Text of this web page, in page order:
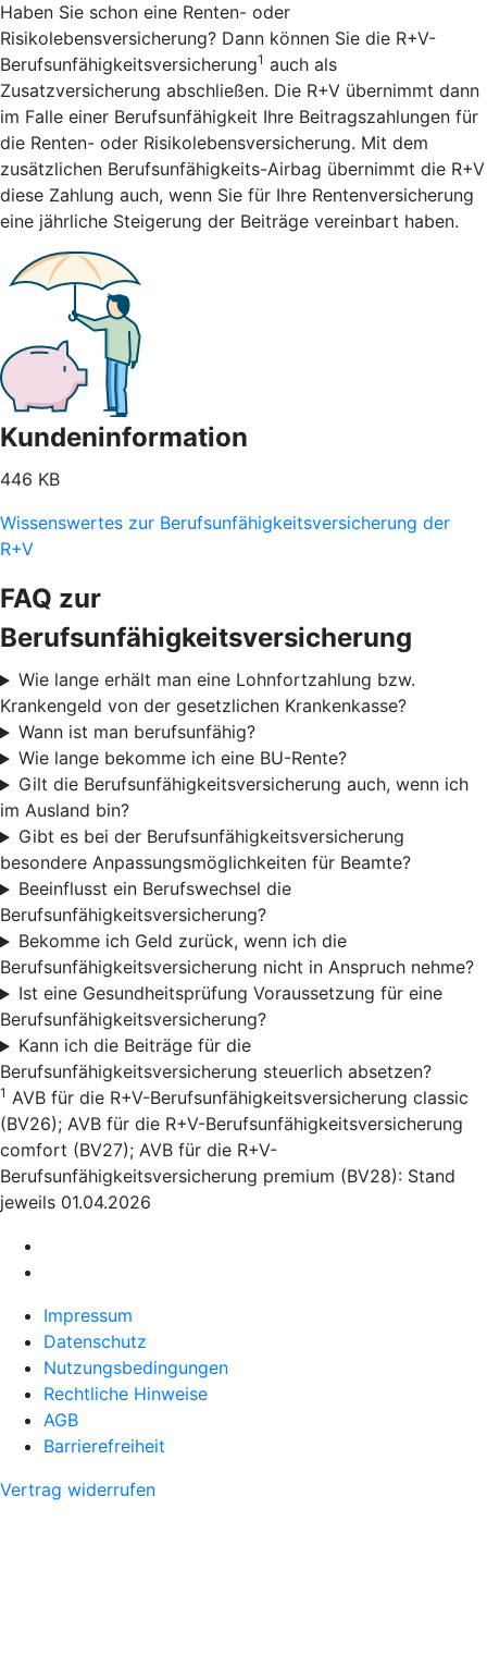
Haben Sie schon eine Renten- oder
Risikolebensversicherung? Dann können Sie die R+V-
Berufsunfähigkeitsversicherung1 auch als
Zusatzversicherung abschließen. Die R+V übernimmt dann
im Falle einer Berufsunfähigkeit Ihre Beitragszahlungen für
die Renten- oder Risikolebensversicherung. Mit dem
zusätzlichen Berufsunfähigkeits-Airbag übernimmt die R+V
diese Zahlung auch, wenn Sie für Ihre Rentenversicherung
eine jährliche Steigerung der Beiträge vereinbart haben.
Kundeninformation
446 KB
Wissenswertes zur Berufsunfähigkeitsversicherung der
R+V
FAQ zur
Berufsunfähigkeitsversicherung
Wie lange erhält man eine Lohnfortzahlung bzw.
Krankengeld von der gesetzlichen Krankenkasse?
Wann ist man berufsunfähig?
Wie lange bekomme ich eine BU-Rente?
Gilt die Berufsunfähigkeitsversicherung auch, wenn ich
im Ausland bin?
Gibt es bei der Berufsunfähigkeitsversicherung
besondere Anpassungsmöglichkeiten für Beamte?
Beeinflusst ein Berufswechsel die
Berufsunfähigkeitsversicherung?
Bekomme ich Geld zurück, wenn ich die
Berufsunfähigkeitsversicherung nicht in Anspruch nehme?
Ist eine Gesundheitsprüfung Voraussetzung für eine
Berufsunfähigkeitsversicherung?
Kann ich die Beiträge für die
Berufsunfähigkeitsversicherung steuerlich absetzen?
1 AVB für die R+V-Berufsunfähigkeitsversicherung classic
(BV26); AVB für die R+V-Berufsunfähigkeitsversicherung
comfort (BV27); AVB für die R+V-
Berufsunfähigkeitsversicherung premium (BV28): Stand
jeweils 01.04.2026
Impressum
Datenschutz
Nutzungsbedingungen
Rechtliche Hinweise
AGB
Barrierefreiheit
Vertrag widerrufen